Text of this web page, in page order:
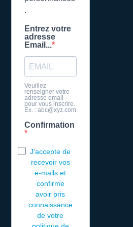
.
Entrez votre
adresse
Email...
Veuillez
renseigner votre
adresse email
pour vous inscrire.
Ex. : abc@xyz.com
Confirmation
J'accepte de
recevoir vos
e-mails et
confirme
avoir pris
connaissance
de votre